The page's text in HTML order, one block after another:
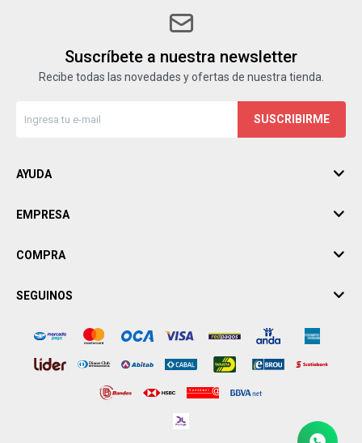
Suscríbete a nuestra newsletter
Recibe todas las novedades y ofertas de nuestra tienda.
SUSCRIBIRME
AYUDA
EMPRESA
COMPRA
SEGUINOS